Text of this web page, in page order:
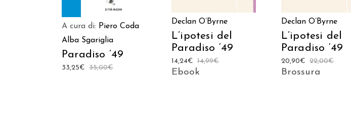
A cura di: Piero Coda
Alba Sgariglia
Paradiso ’49
35,00€
33,25€
Declan O’Byrne
L’ipotesi del
Paradiso ‘49
14,99€
14,24€
Ebook
Declan O’Byrne
L’ipotesi del
Paradiso ‘49
22,00€
20,90€
Brossura